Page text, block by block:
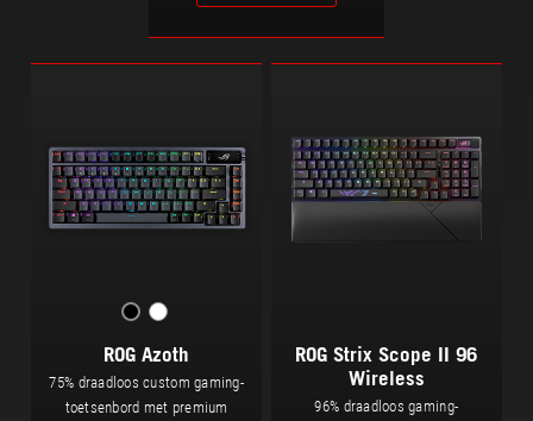
ROG Azoth
75% draadloos custom gaming-
toetsenbord met premium
ROG Strix Scope II 96
Wireless
96% draadloos gaming-